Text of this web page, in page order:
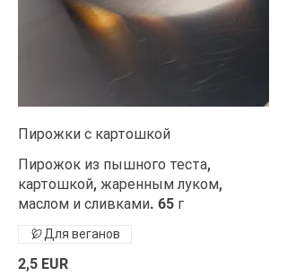
Пирожки с картошкой
Пирожок из пышного теста,
картошкой, жаренным луком,
маслом и сливками. 65 г
2,5 EUR
Для веганов